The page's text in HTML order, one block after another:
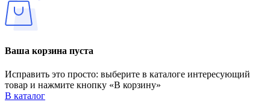
Ваша корзина пуста
Исправить это просто: выберите в каталоге интересующий
товар и нажмите кнопку «В корзину»
В каталог